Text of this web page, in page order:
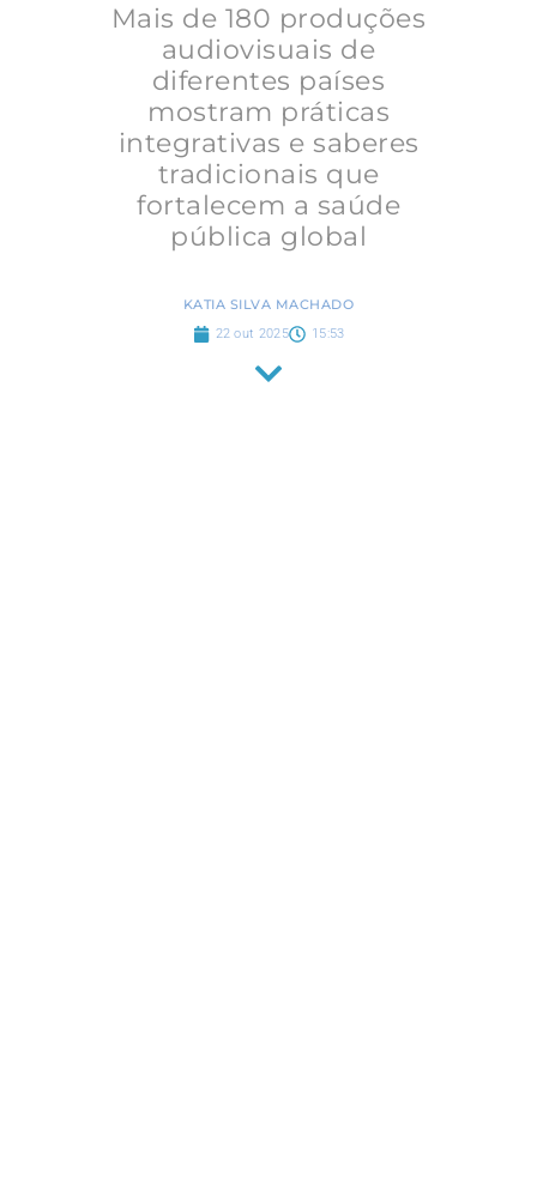
Mais de 180 produções
audiovisuais de
diferentes países
mostram práticas
integrativas e saberes
tradicionais que
fortalecem a saúde
pública global
KATIA SILVA MACHADO
22 out 2025 15:53